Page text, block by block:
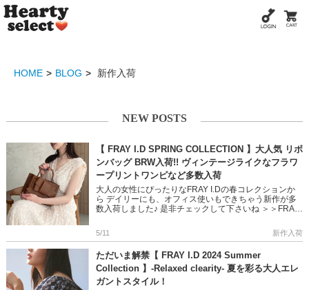
HOME BLOG 新作入荷
NEW POSTS
【 FRAY I.D SPRING COLLECTION 】大人気 リボ
ンバッグ BRW入荷!! ヴィンテージライクなフラワ
ープリントワンピなど多数入荷
大人の女性にぴったりなFRAY I.Dの春コレクションか
ら デイリーにも、オフィス使いもできちゃう新作が多
数入荷しました♪ 是非チェックして下さいね ＞＞FRAY
5/11 新作入荷
ただいま解禁【 FRAY I.D 2024 Summer
Collection 】-Relaxed clearity- 夏を彩る大人エレ
ガントスタイル！